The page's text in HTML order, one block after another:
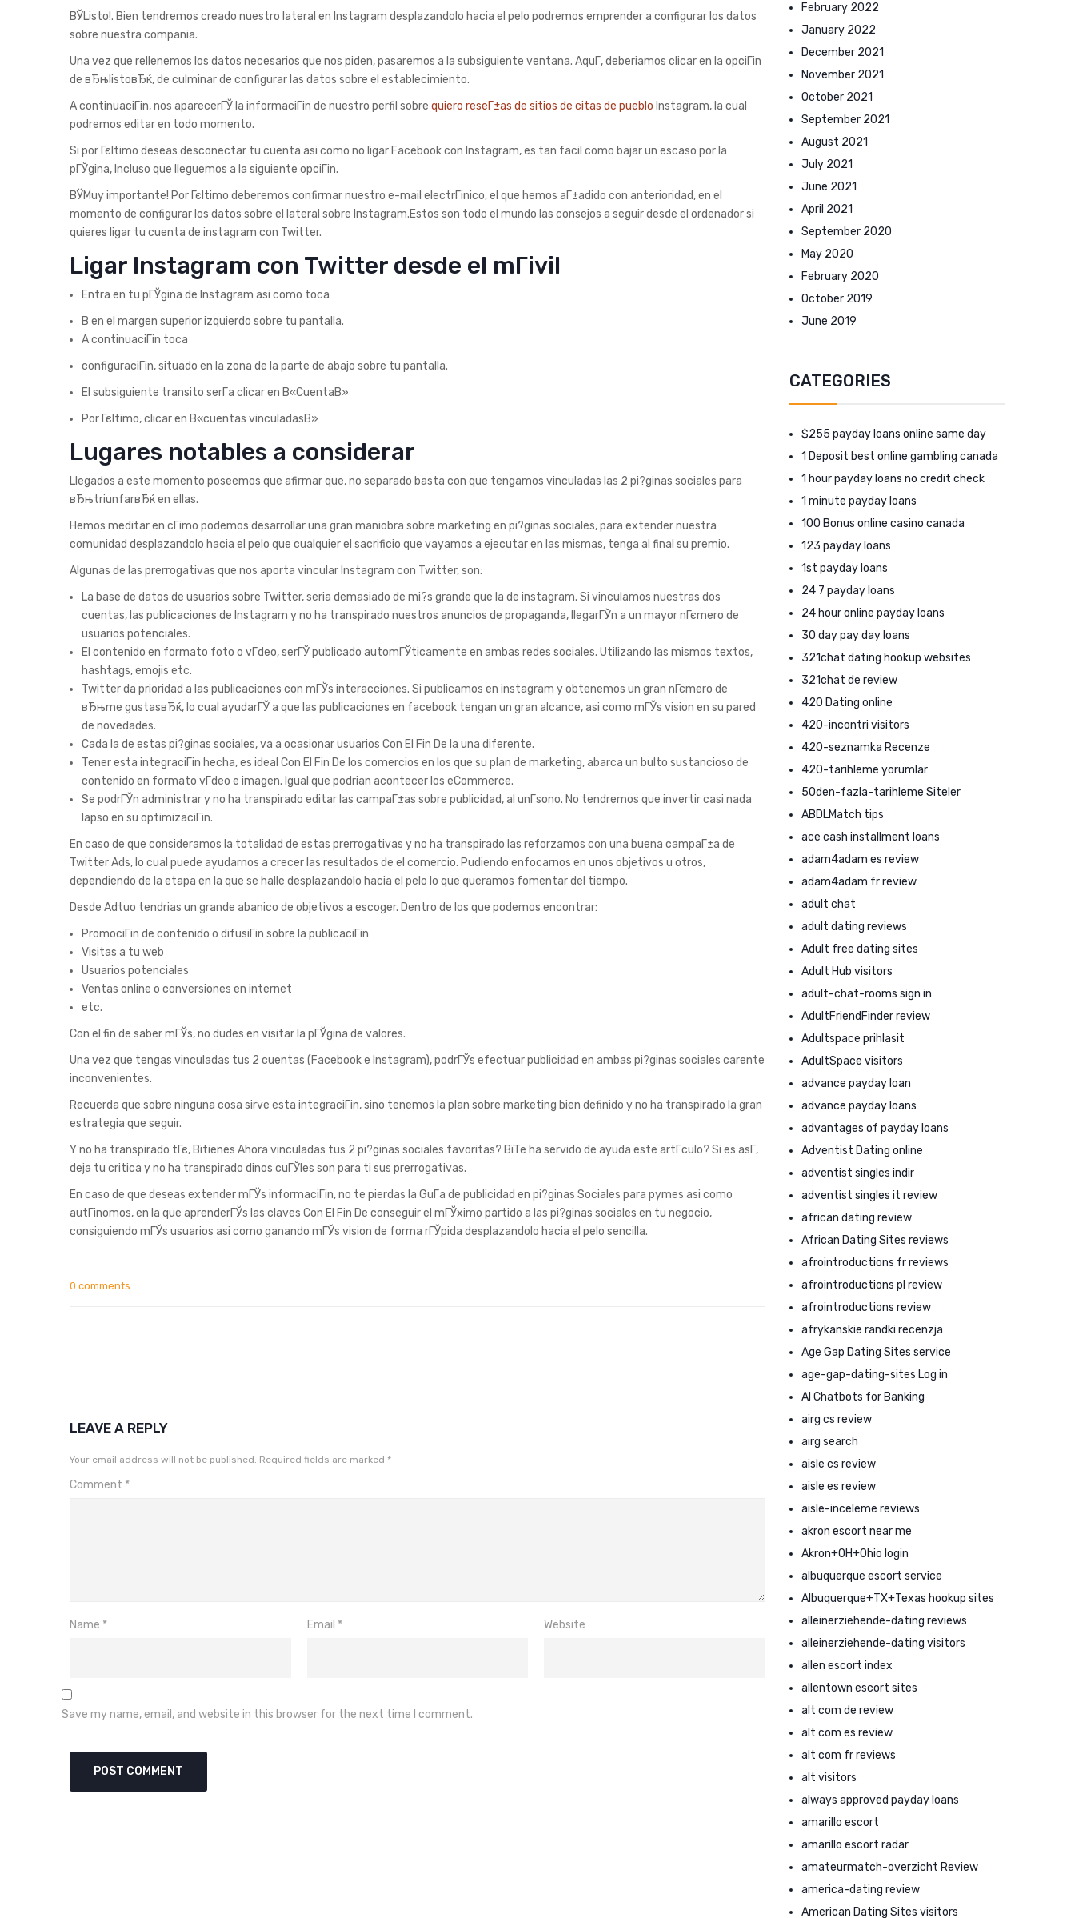
ВЎListo!. Bien tendremos creado nuestro lateral en Instagram desplazandolo hacia el pelo podremos emprender a configurar los datos
sobre nuestra compania.
Una vez que rellenemos los datos necesarios que nos piden, pasaremos a la subsiguiente ventana. AquГ­, deberi­amos clicar en la opciГіn
de вЂњlistoвЂќ, de culminar de configurar las datos sobre el establecimiento.
A continuaciГіn, nos aparecerГЎ la informaciГіn de nuestro perfil sobre quiero reseГ±as de sitios de citas de pueblo Instagram, la cual
podremos editar en todo momento.
Si por Гєltimo deseas desconectar tu cuenta asi­ como no ligar Facebook con Instagram, es tan facil como bajar un escaso por la
pГЎgina, Incluso que lleguemos a la siguiente opciГіn.
ВЎMuy importante! Por Гєltimo deberemos confirmar nuestro e-mail electrГіnico, el que hemos aГ±adido con anterioridad, en el
momento de configurar los datos sobre el lateral sobre Instagram.Estos son todo el mundo las consejos a seguir desde el ordenador si
quieres ligar tu cuenta de instagram con Twitter.
Ligar Instagram con Twitter desde el mГіvil
Entra en tu pГЎgina de Instagram asi­ como toca
В en el margen superior izquierdo sobre tu pantalla.
A continuaciГіn toca
configuraciГіn, situado en la zona de la parte de abajo sobre tu pantalla.
El subsiguiente transito serГ­a clicar en В«CuentaВ»
Por Гєltimo, clicar en В«cuentas vinculadasВ»
Lugares notables a considerar
Llegados a este momento poseemos que afirmar que, no separado basta con que tengamos vinculadas las 2 pi?ginas sociales para
вЂњtriunfarвЂќ en ellas.
Hemos meditar en cГіmo podemos desarrollar una gran maniobra sobre marketing en pi?ginas sociales, para extender nuestra
comunidad desplazandolo hacia el pelo que cualquier el sacrificio que vayamos a ejecutar en las mismas, tenga al final su premio.
Algunas de las prerrogativas que nos aporta vincular Instagram con Twitter, son:
La base de datos de usuarios sobre Twitter, seri­a demasiado de mi?s grande que la de instagram. Si vinculamos nuestras dos
cuentas, las publicaciones de Instagram y no ha transpirado nuestros anuncios de propaganda, llegarГЎn a un mayor nГєmero de
usuarios potenciales.
El contenido en formato foto o vГ­deo, serГЎ publicado automГЎticamente en ambas redes sociales. Utilizando las mismos textos,
hashtags, emojis etc.
Twitter da prioridad a las publicaciones con mГЎs interacciones. Si publicamos en instagram y obtenemos un gran nГєmero de
вЂњme gustasвЂќ, lo cual ayudarГЎ a que las publicaciones en facebook tengan un gran alcance, asi­ como mГЎs vision en su pared
de novedades.
Cada la de estas pi?ginas sociales, va a ocasionar usuarios Con El Fin De la una diferente.
Tener esta integraciГіn hecha, es ideal Con El Fin De los comercios en los que su plan de marketing, abarca un bulto sustancioso de
contenido en formato vГ­deo e imagen. Igual que podri­an acontecer los eCommerce.
Se podrГЎn administrar y no ha transpirado editar las campaГ±as sobre publicidad, al unГ­sono. No tendremos que invertir casi nada
lapso en su optimizaciГіn.
En caso de que consideramos la totalidad de estas prerrogativas y no ha transpirado las reforzamos con una buena campaГ±a de
Twitter Ads, lo cual puede ayudarnos a crecer las resultados de el comercio. Pudiendo enfocarnos en unos objetivos u otros,
dependiendo de la etapa en la que se halle desplazandolo hacia el pelo lo que queramos fomentar del tiempo.
Desde Adtuo tendri­as un grande abanico de objetivos a escoger. Dentro de los que podemos encontrar:
PromociГіn de contenido o difusiГіn sobre la publicaciГіn
Visitas a tu web
Usuarios potenciales
Ventas online o conversiones en internet
etc.
Con el fin de saber mГЎs, no dudes en visitar la pГЎgina de valores.
Una vez que tengas vinculadas tus 2 cuentas (Facebook e Instagram), podrГЎs efectuar publicidad en ambas pi?ginas sociales carente
inconvenientes.
Recuerda que sobre ninguna cosa sirve esta integraciГіn, sino tenemos la plan sobre marketing bien definido y no ha transpirado la gran
estrategia que seguir.
Y no ha transpirado tГє, Вїtienes Ahora vinculadas tus 2 pi?ginas sociales favoritas? ВїTe ha servido de ayuda este artГ­culo? Si es asГ­,
deja tu critica y no ha transpirado dinos cuГЎles son para ti sus prerrogativas.
En caso de que deseas extender mГЎs informaciГіn, no te pierdas la GuГ­a de publicidad en pi?ginas Sociales para pymes asi­ como
autГіnomos, en la que aprenderГЎs las claves Con El Fin De conseguir el mГЎximo partido a las pi?ginas sociales en tu negocio,
consiguiendo mГЎs usuarios asi­ como ganando mГЎs vision de forma rГЎpida desplazandolo hacia el pelo sencilla.
0 comments
LEAVE A REPLY
Your email address will not be published. Required fields are marked *
Comment *
Name * Email * Website
Save my name, email, and website in this browser for the next time I comment.
February 2022
January 2022
December 2021
November 2021
October 2021
September 2021
August 2021
July 2021
June 2021
April 2021
September 2020
May 2020
February 2020
October 2019
June 2019
CATEGORIES
$255 payday loans online same day
1 Deposit best online gambling canada
1 hour payday loans no credit check
1 minute payday loans
100 Bonus online casino canada
123 payday loans
1st payday loans
24 7 payday loans
24 hour online payday loans
30 day pay day loans
321chat dating hookup websites
321chat de review
420 Dating online
420-incontri visitors
420-seznamka Recenze
420-tarihleme yorumlar
50den-fazla-tarihleme Siteler
ABDLMatch tips
ace cash installment loans
adam4adam es review
adam4adam fr review
adult chat
adult dating reviews
Adult free dating sites
Adult Hub visitors
adult-chat-rooms sign in
AdultFriendFinder review
Adultspace prihlasit
AdultSpace visitors
advance payday loan
advance payday loans
advantages of payday loans
Adventist Dating online
adventist singles indir
adventist singles it review
african dating review
African Dating Sites reviews
afrointroductions fr reviews
afrointroductions pl review
afrointroductions review
afrykanskie randki recenzja
Age Gap Dating Sites service
age-gap-dating-sites Log in
AI Chatbots for Banking
airg cs review
airg search
aisle cs review
aisle es review
aisle-inceleme reviews
akron escort near me
Akron+OH+Ohio login
albuquerque escort service
Albuquerque+TX+Texas hookup sites
alleinerziehende-dating reviews
alleinerziehende-dating visitors
allen escort index
allentown escort sites
alt com de review
alt com es review
alt com fr reviews
alt visitors
always approved payday loans
amarillo escort
amarillo escort radar
amateurmatch-overzicht Review
america-dating review
American Dating Sites visitors